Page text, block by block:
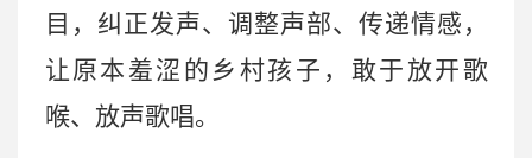
目，纠正发声、调整声部、传递情感，
让原本羞涩的乡村孩子，敢于放开歌
喉、放声歌唱。